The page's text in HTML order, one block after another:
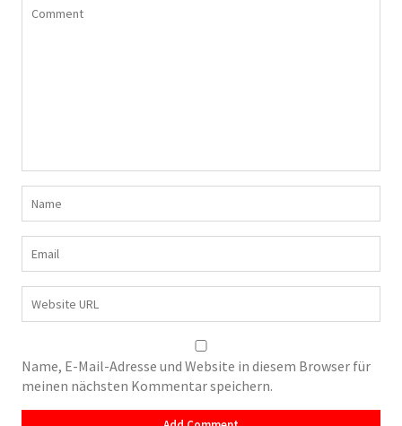
Name, E-Mail-Adresse und Website in diesem Browser für
meinen nächsten Kommentar speichern.